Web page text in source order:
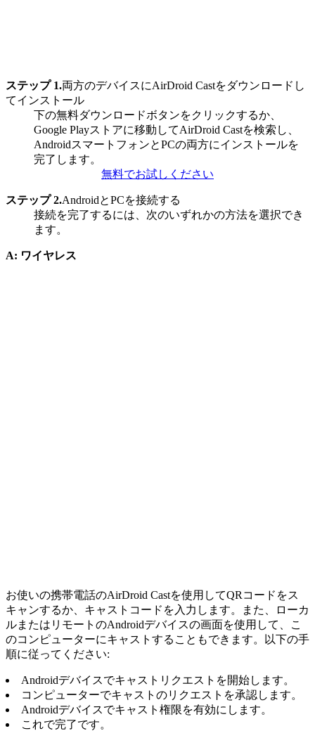
ステップ 1.両方のデバイスにAirDroid Castをダウンロードし
てインストール
下の無料ダウンロードボタンをクリックするか、
Google Playストアに移動してAirDroid Castを検索し、
AndroidスマートフォンとPCの両方にインストールを
完了します。
無料でお試しください
ステップ 2.AndroidとPCを接続する
接続を完了するには、次のいずれかの方法を選択でき
ます。
A: ワイヤレス
お使いの携帯電話のAirDroid Castを使用してQRコードをス
キャンするか、キャストコードを入力します。また、ローカ
ルまたはリモートのAndroidデバイスの画面を使用して、こ
のコンピューターにキャストすることもできます。以下の手
順に従ってください:
Androidデバイスでキャストリクエストを開始します。
コンピューターでキャストのリクエストを承認します。
Androidデバイスでキャスト権限を有効にします。
これで完了です。